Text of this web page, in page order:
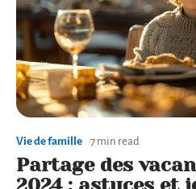
Vie de famille 7 min read
Partage des